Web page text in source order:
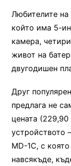
Любителите на
който има 5-
камера,
живот на
двугодишен
Друг
предлага не
цената
устройството
MD-1C, с
навсякъде,